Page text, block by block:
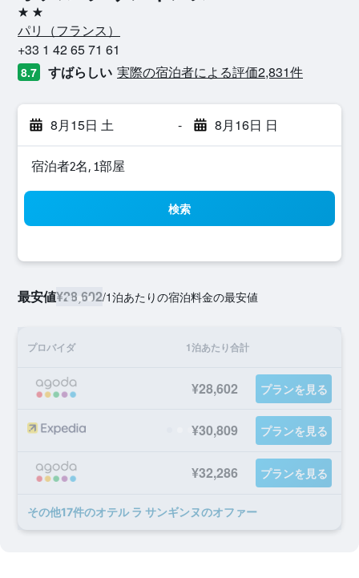
2つ星
パリ​（フランス​）​
+33 1 42 65 71 61
8.7 すばらしい 実際の宿泊者による評価2,831​件
8月15日 土 - 8月16日 日
宿泊者2名, 1​部屋
検索
最安値¥28,602/1泊あたりの宿泊料金の最安値
プロバイダ 1泊あたり合計
¥28,602 プランを見る
¥30,809 プランを見る
¥32,286 プランを見る
​その他17​件のオテル ラ サンギンヌのオファー